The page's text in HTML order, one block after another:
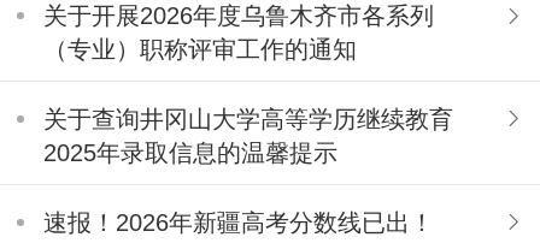
关于开展2026年度乌鲁木齐市各系列
（专业）职称评审工作的通知
关于查询井冈山大学高等学历继续教育
2025年录取信息的温馨提示
速报！2026年新疆高考分数线已出！